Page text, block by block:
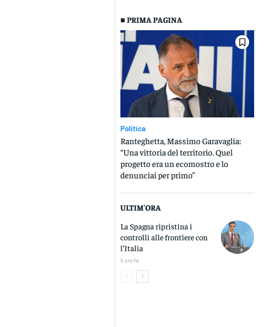
■ PRIMA PAGINA
Politica
Ranteghetta, Massimo Garavaglia:
“Una vittoria del territorio. Quel
progetto era un ecomostro e lo
denunciai per primo”
ULTIM'ORA
La Spagna ripristina i
controlli alle frontiere con
l’Italia
5 ore fa